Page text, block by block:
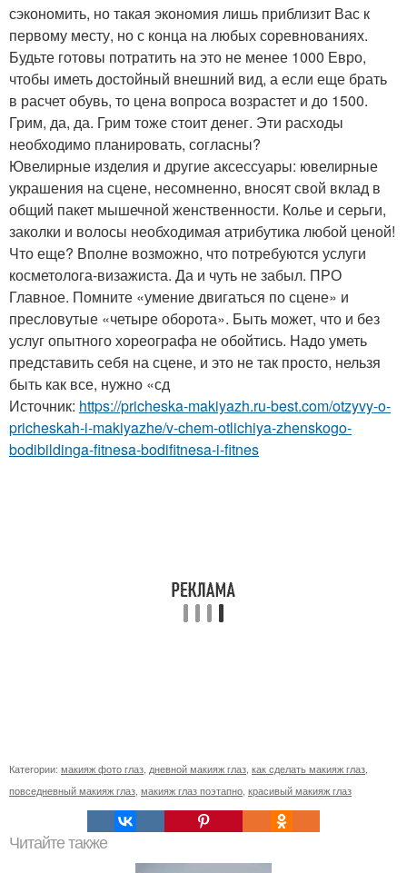
сэкономить, но такая экономия лишь приблизит Вас к
первому месту, но с конца на любых соревнованиях.
Будьте готовы потратить на это не менее 1000 Евро,
чтобы иметь достойный внешний вид, а если еще брать
в расчет обувь, то цена вопроса возрастет и до 1500.
Грим, да, да. Грим тоже стоит денег. Эти расходы
необходимо планировать, согласны?
Ювелирные изделия и другие аксессуары: ювелирные
украшения на сцене, несомненно, вносят свой вклад в
общий пакет мышечной женственности. Колье и серьги,
заколки и волосы необходимая атрибутика любой ценой!
Что еще? Вполне возможно, что потребуются услуги
косметолога-визажиста. Да и чуть не забыл. ПРО
Главное. Помните «умение двигаться по сцене» и
пресловутые «четыре оборота». Быть может, что и без
услуг опытного хореографа не обойтись. Надо уметь
представить себя на сцене, и это не так просто, нельзя
быть как все, нужно «сд
Источник: https://pricheska-makiyazh.ru-best.com/otzyvy-o-
pricheskah-i-makiyazhe/v-chem-otlichiya-zhenskogo-
bodibildinga-fitnesa-bodifitnesa-i-fitnes
Категории: макияж фото глаз дневной макияж глаз как сделать макияж глаз
повседневный макияж глаз макияж глаз поэтапно красивый макияж глаз
Читайте также